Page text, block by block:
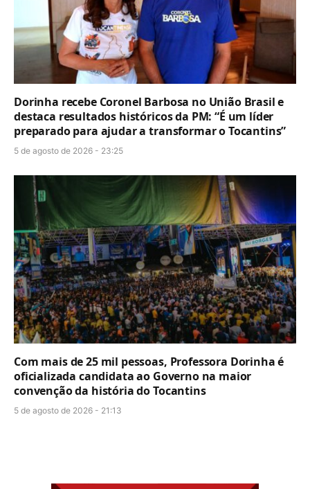
Dorinha recebe Coronel Barbosa no União Brasil e
destaca resultados históricos da PM: “É um líder
preparado para ajudar a transformar o Tocantins”
5 de agosto de 2026 - 23:25
Com mais de 25 mil pessoas, Professora Dorinha é
oficializada candidata ao Governo na maior
convenção da história do Tocantins
5 de agosto de 2026 - 21:13